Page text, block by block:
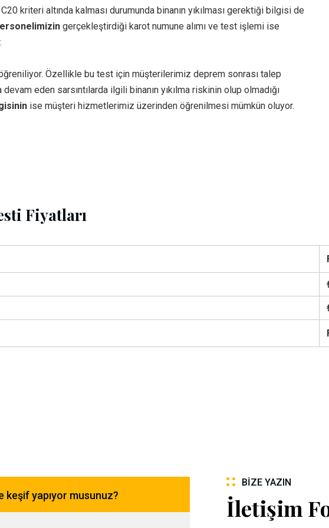
kriteri altında kalması durumunda binanın yıkılması gerektiği bilgisi de
gerçekleştirdiği karot numune alımı ve test işlemi ise
Özellikle bu test için müşterilerimiz deprem sonrası talep
eden sarsıntılarda ilgili binanın yıkılma riskinin olup olmadığı
ise müşteri hizmetlerimiz üzerinden öğrenilmesi mümkün oluyor.
Fiyatları
yapıyor musunuz?
BIZE YAZIN
İletişim